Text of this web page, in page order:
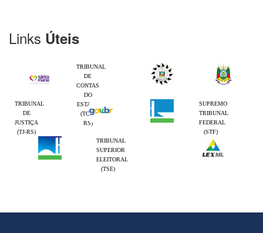
Links Úteis
TRIBUNAL
DE
CONTAS
DO
ESTADO
(TCE-
RS)
TRIBUNAL
DE
JUSTIÇA
(TJ-RS)
SUPREMO
TRIBUNAL
FEDERAL
(STF)
TRIBUNAL
SUPERIOR
ELEITORAL
(TSE)